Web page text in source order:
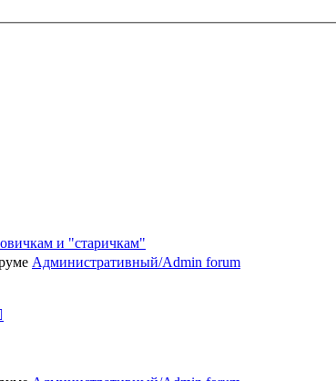
и "старичкам"
Административный/Admin forum